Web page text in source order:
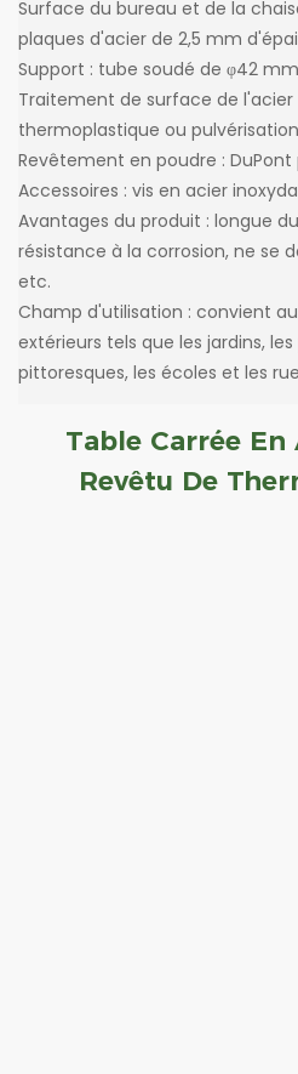
Surface du bureau et de la
plaques d'acier de 2,5 mm
Support : tube soudé de φ42 mm
Traitement de surface de
thermoplastique ou
Revêtement en poudre :
Accessoires : vis en acier
Avantages du produit : longue
résistance à la corrosion, ne se
etc.
Champ d'utilisation : convient
extérieurs tels que les jardins,
pittoresques, les écoles et les
Table Carrée
Revêtu De